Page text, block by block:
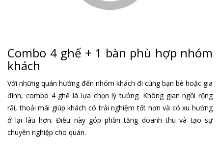
Combo 4 ghế + 1 bàn phù hợp nhóm
khách
Với những quán hướng đến nhóm khách đi cùng bạn bè hoặc gia
đình, combo 4 ghế là lựa chọn lý tưởng. Không gian ngồi rộng
rãi, thoải mái giúp khách có trải nghiệm tốt hơn và có xu hướng
ở lại lâu hơn. Điều này góp phần tăng doanh thu và tạo sự
chuyên nghiệp cho quán.